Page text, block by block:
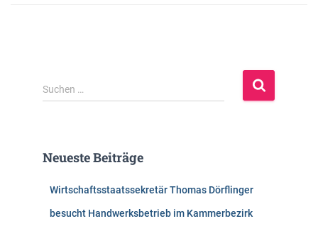
S
u
n
Suchen …
Neueste Beiträge
Wirtschaftsstaatssekretär Thomas Dörflinger
besucht Handwerksbetrieb im Kammerbezirk